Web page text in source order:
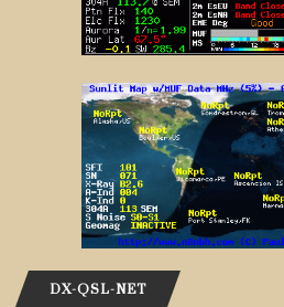
DX-QSL-NET